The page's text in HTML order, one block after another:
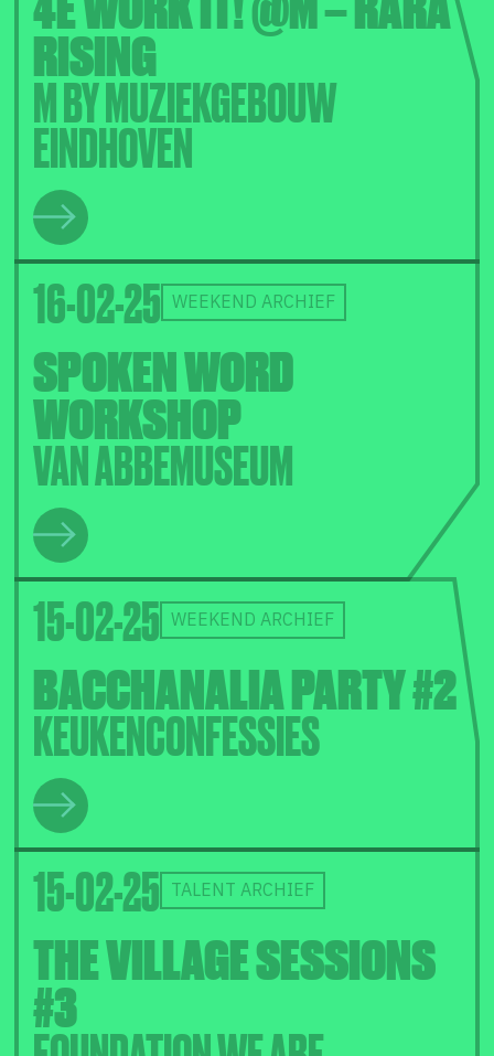
RISING
M BY MUZIEKGEBOUW
EINDHOVEN
16-02-25 WEEKEND ARCHIEF
SPOKEN WORD
WORKSHOP
VAN ABBEMUSEUM
15-02-25 WEEKEND ARCHIEF
BACCHANALIA PARTY #2
KEUKENCONFESSIES
15-02-25 TALENT ARCHIEF
THE VILLAGE SESSIONS
#3